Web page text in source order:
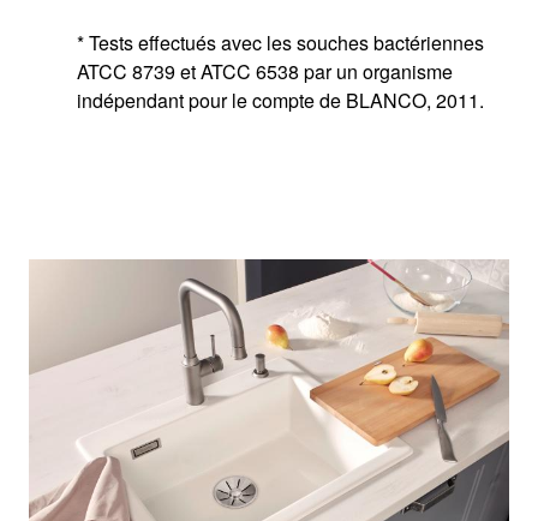
* Tests effectués avec les souches bactériennes
ATCC 8739 et ATCC 6538 par un organisme
indépendant pour le compte de BLANCO, 2011.